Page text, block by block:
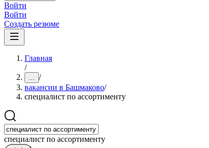
Войти
Войти
Создать резюме
Главная
/
... /
вакансии в Башмаково/
специалист по ассортименту
специалист по ассортименту